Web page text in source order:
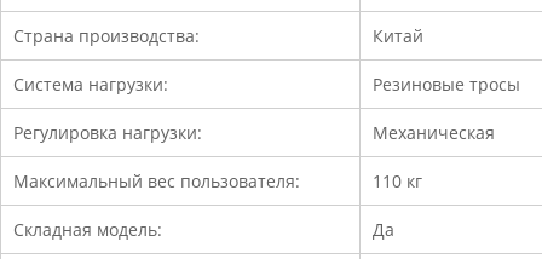
Страна производства: Китай
Система нагрузки: Резиновые тросы
Регулировка нагрузки: Механическая
Максимальный вес пользователя: 110 кг
Складная модель: Да